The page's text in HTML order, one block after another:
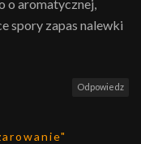
o aromatycznej,
spory zapas nalewki
Odpowiedz